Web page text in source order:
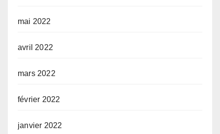
mai 2022
avril 2022
mars 2022
février 2022
janvier 2022